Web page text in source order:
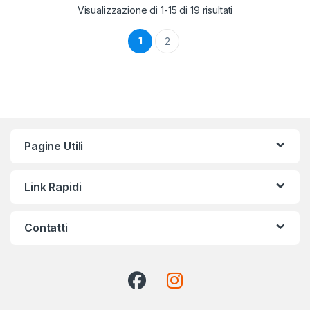
Visualizzazione di 1-15 di 19 risultati
1 2
Pagine Utili
Link Rapidi
Contatti